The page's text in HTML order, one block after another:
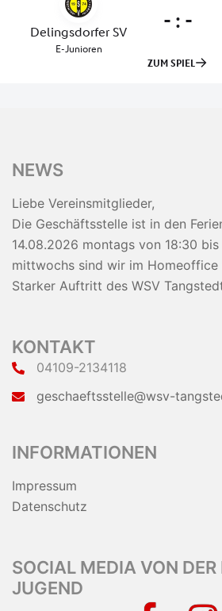
NEWS
Liebe Vereinsmitglieder,
Die Geschäftsstelle ist in den
14.08.2026 montags von 18:30
mittwochs sind wir im Homeoffice
Starker Auftritt des WSV
KONTAKT
04109-2134118
geschaeftsstelle@wsv-
INFORMATIONEN
Impressum
Datenschutz
SOCIAL MEDIA VON DER
UGEND
facebook